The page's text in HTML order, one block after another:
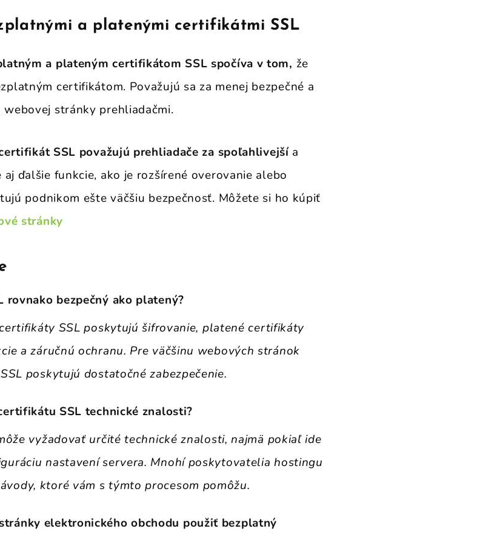
a platenými certifikátmi SSL
a plateným certifikátom SSL spočíva v tom, že
certifikátom. Považujú sa za menej bezpečné a
stránky prehliadačmi.
SSL považujú prehliadače za spoľahlivejšía
aj ďalšie funkcie, ako je rozšírené overovanie alebo
podnikom ešte väčšiu bezpečnosť. Môžete si ho kúpiť
stránky
bezpečný ako platený?
SSL poskytujú šifrovanie, platené certifikáty
a záručnú ochranu. Pre väčšinu webových stránok
poskytujú dostatočné zabezpečenie.
SSL technické znalosti?
vyžadovať určité technické znalosti, najmä pokiaľ ide
nastavení servera. Mnohí poskytovatelia hostingu
ktoré vám s týmto procesom pomôžu.
elektronického obchodu použiť bezplatný